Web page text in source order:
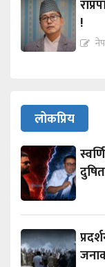
!
लोकप्रिय